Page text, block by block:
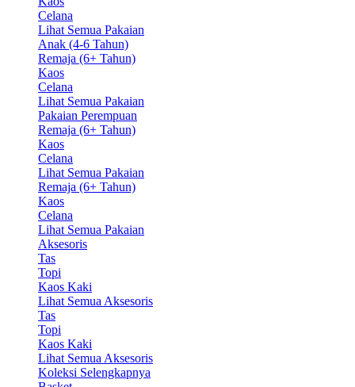
Celana
Lihat Semua Pakaian
Anak (4-6 Tahun)
Remaja (6+ Tahun)
Kaos
Celana
Lihat Semua Pakaian
Pakaian Perempuan
Remaja (6+ Tahun)
Kaos
Celana
Lihat Semua Pakaian
Remaja (6+ Tahun)
Kaos
Celana
Lihat Semua Pakaian
Aksesoris
Tas
Topi
Kaos Kaki
Lihat Semua Aksesoris
Tas
Topi
Kaos Kaki
Lihat Semua Aksesoris
Koleksi Selengkapnya